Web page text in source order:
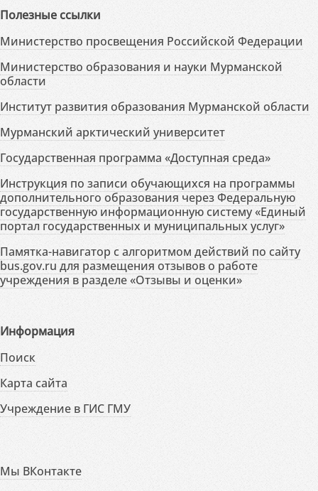
Полезные ссылки
Министерство просвещения Российской Федерации
Министерство образования и науки Мурманской
области
Институт развития образования Мурманской области
Мурманский арктический университет
Государственная программа «Доступная среда»
Инструкция по записи обучающихся на программы
дополнительного образования через Федеральную
государственную информационную систему «Единый
портал государственных и муниципальных услуг»
Памятка-навигатор с алгоритмом действий по сайту
bus.gov.ru для размещения отзывов о работе
учреждения в разделе «Отзывы и оценки»
Информация
Поиск
Карта сайта
Учреждение в ГИС ГМУ
Мы ВКонтакте